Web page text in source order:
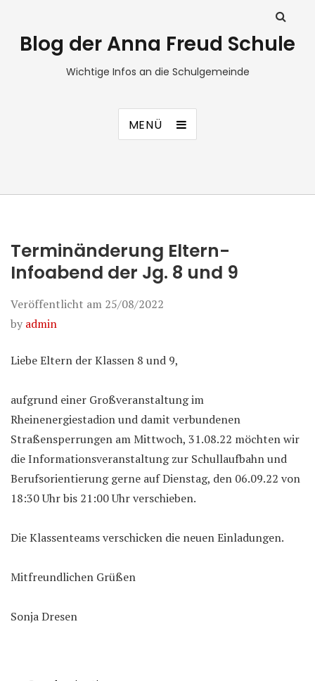
Blog der Anna Freud Schule
Wichtige Infos an die Schulgemeinde
MENÜ
Terminänderung Eltern-
Infoabend der Jg. 8 und 9
Veröffentlicht am 25/08/2022
by admin
Liebe Eltern der Klassen 8 und 9,
aufgrund einer Großveranstaltung im
Rheinenergiestadion und damit verbundenen
Straßensperrungen am Mittwoch, 31.08.22 möchten wir
die Informationsveranstaltung zur Schullaufbahn und
Berufsorientierung gerne auf Dienstag, den 06.09.22 von
18:30 Uhr bis 21:00 Uhr verschieben.
Die Klassenteams verschicken die neuen Einladungen.
Mitfreundlichen Grüßen
Sonja Dresen